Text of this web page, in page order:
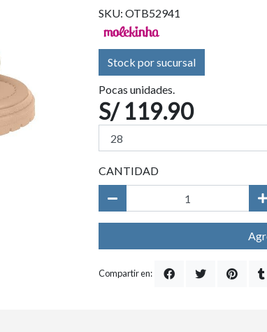
SKU: OTB52941
Stock por sucursal
Pocas unidades.
S/ 119.90
CANTIDAD
Compartir en: